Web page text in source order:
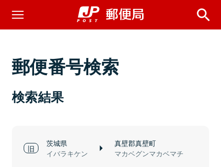
郵便番号検索
検索結果
茨城県
イバラキケン
真壁郡真壁町
マカベグンマカベマチ